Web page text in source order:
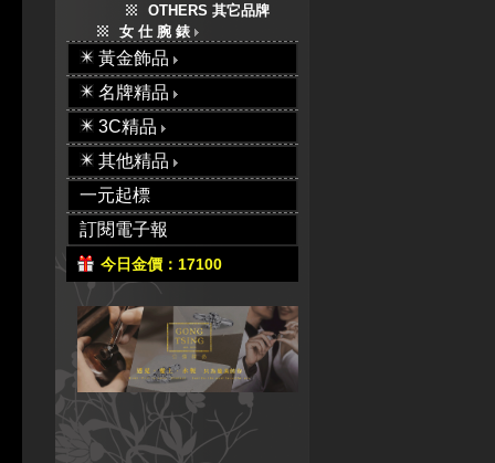
OTHERS 其它品牌
女 仕 腕 錶
黃金飾品
名牌精品
3C精品
其他精品
一元起標
訂閱電子報
今日金價：17100